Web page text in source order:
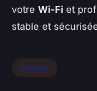
votre Wi-Fi et
stable et
Internet